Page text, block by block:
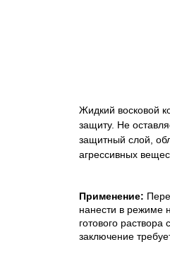
Жидкий восковой
защиту. Не
защитный слой,
агрессивных
Применение:
нанести в режиме
готового
заключение